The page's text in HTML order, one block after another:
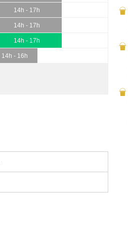
14h - 17h
14h - 17h
14h - 17h
14h - 16h